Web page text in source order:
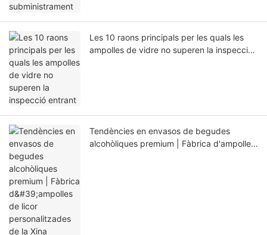
Les 10 raons principals per les quals les
ampolles de vidre no superen la inspecció
Tendències en envasos de begudes
alcohòliques premium | Fàbrica d'ampolles